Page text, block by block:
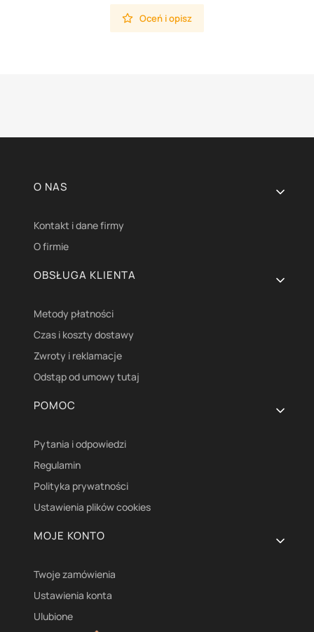
Oceń i opisz
Linki w stopce
O NAS
Kontakt i dane firmy
O firmie
OBSŁUGA KLIENTA
Metody płatności
Czas i koszty dostawy
Zwroty i reklamacje
Odstąp od umowy tutaj
POMOC
Pytania i odpowiedzi
Regulamin
Polityka prywatności
Ustawienia plików cookies
MOJE KONTO
Twoje zamówienia
Ustawienia konta
Ulubione